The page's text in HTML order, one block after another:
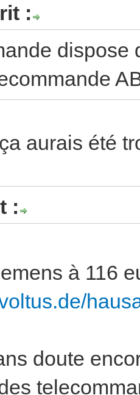
:
dispose
aurais été
:
à 116
doute